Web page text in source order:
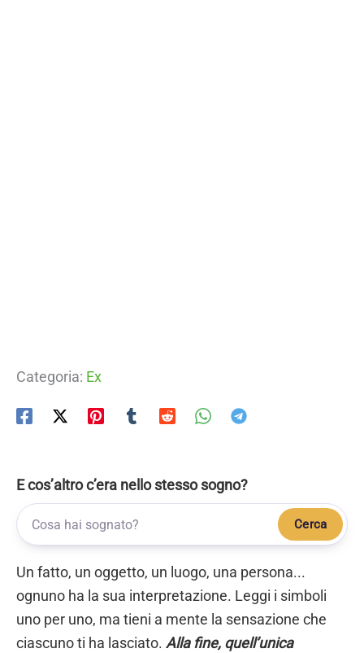
Categoria: Ex
E cos’altro c’era nello stesso sogno?
Cerca
Un fatto, un oggetto, un luogo, una persona...
ognuno ha la sua interpretazione. Leggi i simboli
uno per uno, ma tieni a mente la sensazione che
ciascuno ti ha lasciato. Alla fine, quell’unica